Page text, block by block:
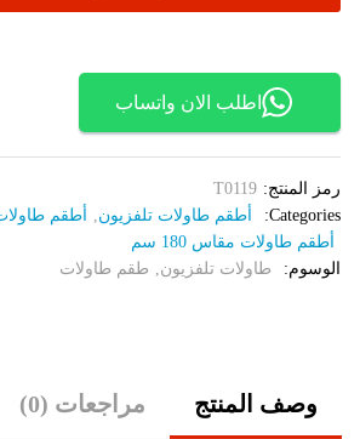
0119
اطلب الان واتساب
رمز المنتج: T0119
Categories:
أطقم طاولات تلفزيون, أطقم
أطقم طاولات مقاس 180 سم
الوسوم:
طاولات تلفزيون, طقم طاولات
وصف المنتج مراجعات (0)